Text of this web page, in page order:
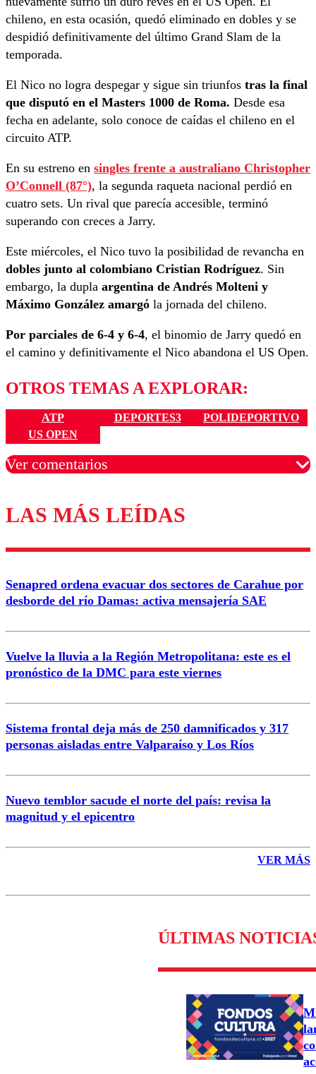
chileno, en esta ocasión, quedó eliminado en dobles y se
despidió definitivamente del último Grand Slam de la
temporada.
El Nico no logra despegar y sigue sin triunfos tras la final
que disputó en el Masters 1000 de Roma. Desde esa
fecha en adelante, solo conoce de caídas el chileno en el
circuito ATP.
En su estreno en singles frente a australiano Christopher
O’Connell (87°), la segunda raqueta nacional perdió en
cuatro sets. Un rival que parecía accesible, terminó
superando con creces a Jarry.
Este miércoles, el Nico tuvo la posibilidad de revancha en
dobles junto al colombiano Cristian Rodríguez. Sin
embargo, la dupla argentina de Andrés Molteni y
Máximo González amargó la jornada del chileno.
Por parciales de 6-4 y 6-4, el binomio de Jarry quedó en
el camino y definitivamente el Nico abandona el US Open.
OTROS TEMAS A EXPLORAR:
ATP DEPORTES3
POLIDEPORTIVO
US OPEN
Ver comentarios
Los comentarios son moderados para garantizar un
diálogo respetuoso.
Nombre
Correo
Enviar comentario
LAS MÁS LEÍDAS
Senapred ordena evacuar dos sectores de Carahue por
desborde del río Damas: activa mensajería SAE
Vuelve la lluvia a la Región Metropolitana: este es el
pronóstico de la DMC para este viernes
Sistema frontal deja más de 250 damnificados y 317
personas aisladas entre Valparaíso y Los Ríos
Nuevo temblor sacude el norte del país: revisa la
magnitud y el epicentro
VER MÁS
ÚLTIMAS